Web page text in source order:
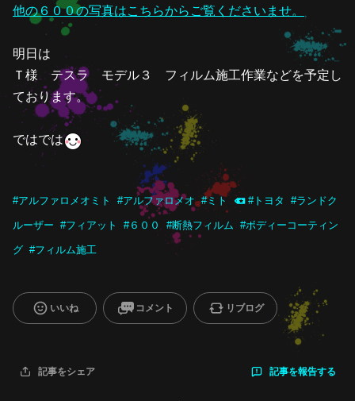
他の６００の写真はこちらからご覧くださいませ。
明日は
Ｔ様 テスラ モデル３ フィルム施工作業などを予定し
ております。
ではでは
#アルファロメオミト #アルファロメオ #ミト #トヨタ #ランドク
ルーザー #フィアット #６００ #断熱フィルム #ボディーコーティン
グ #フィルム施工
いいね コメント リブログ
記事をシェア 記事を報告する